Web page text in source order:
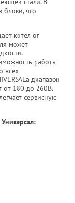
стали. В
блоки, что
котел от
может
работы
всех
диапазон
от 180 до 260В.
сервисную